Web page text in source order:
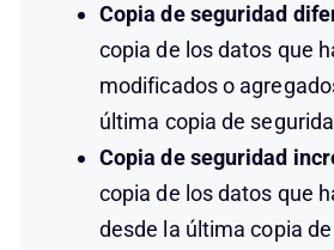
Copia de seguridad
copia de los datos que
modificados o
última copia de
Copia de seguridad
copia de los datos que
desde la última copia